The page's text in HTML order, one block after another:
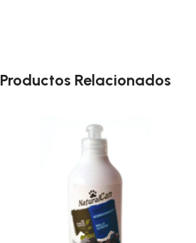
Productos Relacionados